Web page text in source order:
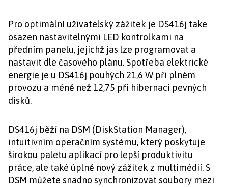
Pro optimální uživatelský zážitek je DS416j take
osazen nastavitelnými LED kontrolkami na
předním panelu, jejichž jas lze programovat a
nastavit dle časového plánu. Spotřeba elektrické
energie je u DS416j pouhých 21,6 W při plném
provozu a méně než 12,75 při hibernaci pevných
disků.
DS416j běží na DSM (DiskStation Manager),
intuitivním operačním systému, který poskytuje
širokou paletu aplikací pro lepší produktivitu
práce, ale také úplně nový zážitek z multimédií. S
DSM můžete snadno synchronizovat soubory mezi